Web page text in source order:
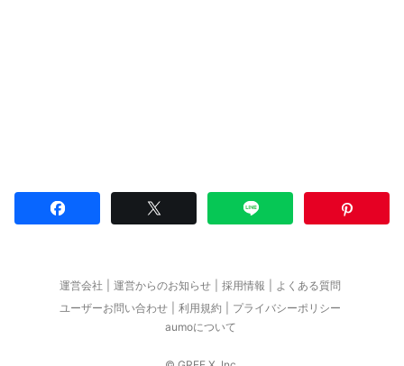
運営会社 運営からのお知らせ 採用情報
よくある質問
ユーザーお問い合わせ
利用規約
プライバシーポリシー
aumoについて